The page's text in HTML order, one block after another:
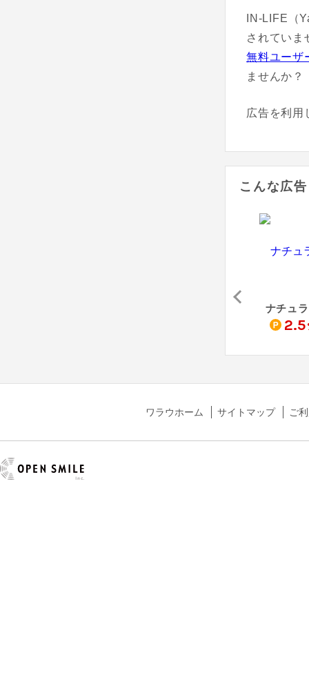
IN-LIFE（
されていま
無料ユーザ
ませんか？
広告を利用
こんな広
ナチュ
2.5
ワラウホーム サイトマップ ご